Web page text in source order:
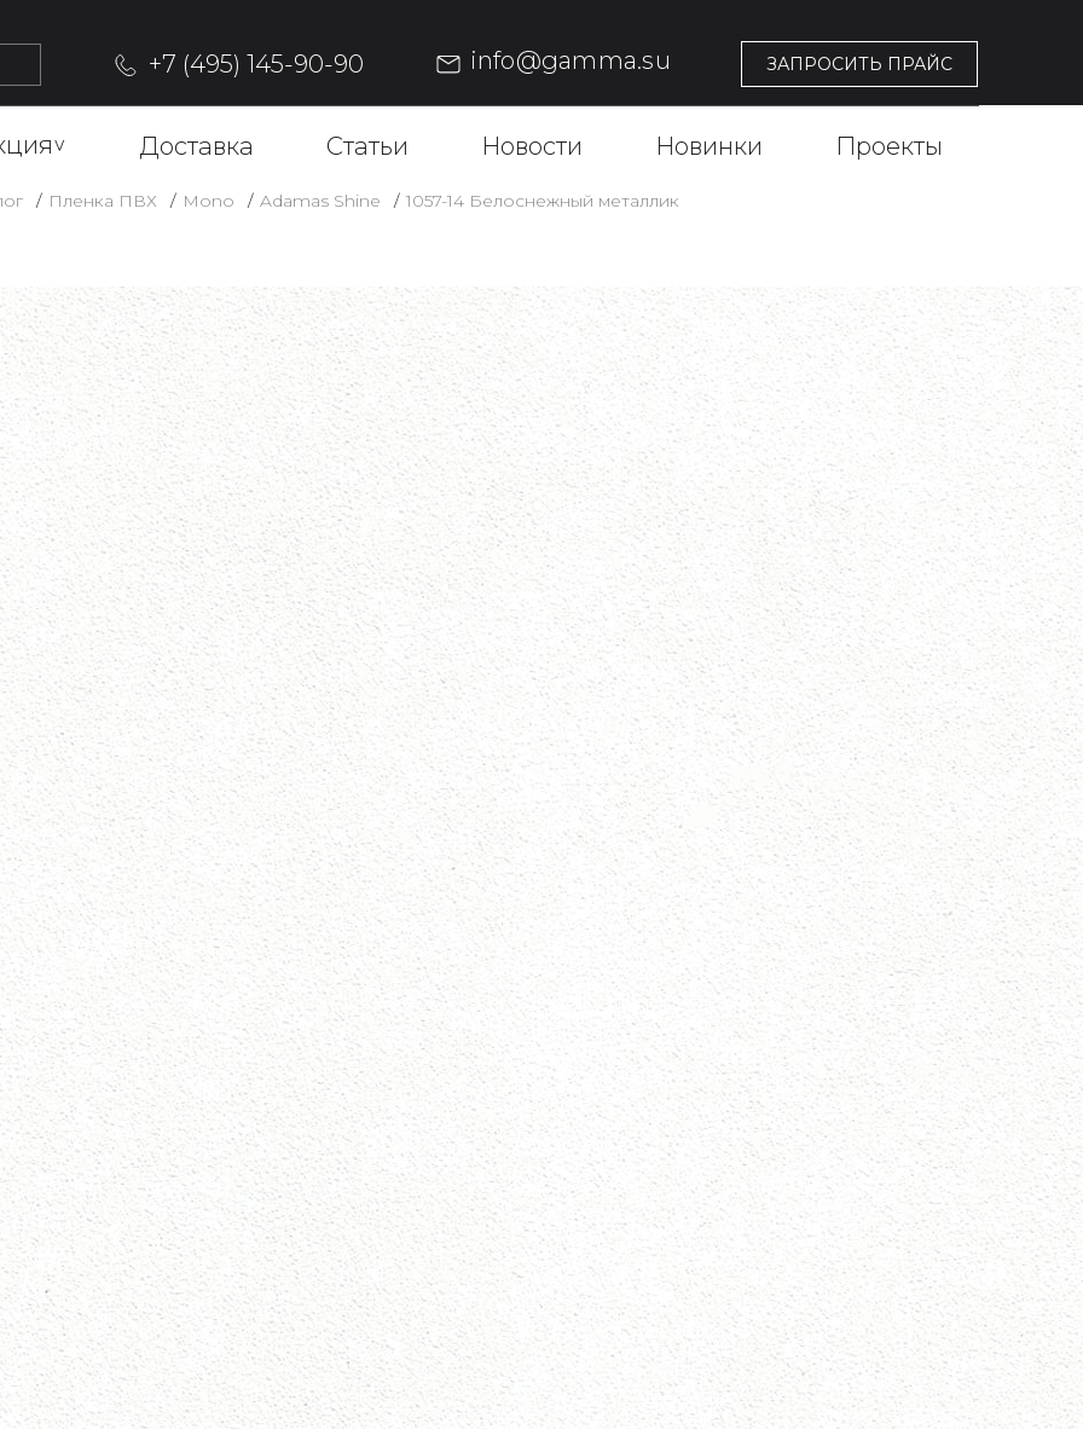
+7 (495) 145-90-90 info@gamma.su ЗАПРОСИТЬ ПРАЙС
^ Доставка Статьи Новости Новинки Проекты
Пленка ПВХ Mono Adamas Shine 1057-14 Белоснежный металлик
1057-14 БЕЛОСНЕЖНЫЙ
МЕТАЛЛИК
Описание
ОФОРМИТЬ ЗАКАЗ